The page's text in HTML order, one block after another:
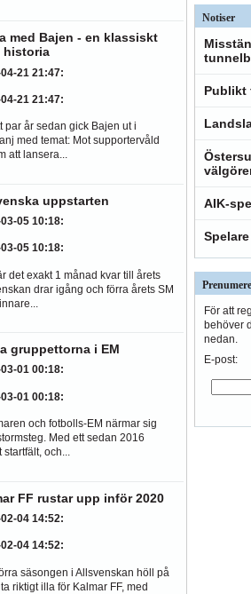
med Bajen - en klassiskt
historia
21 21:47:
21 21:47:
par år sedan gick Bajen ut i
med temat: Mot supportervåld
att lansera...
uppstarten
05 10:18:
05 10:18:
det exakt 1 månad kvar till årets
drar igång och förra årets SM
gruppettorna i EM
01 00:18:
01 00:18:
och fotbolls-EM närmar sig
Med ett sedan 2016
startfält, och...
FF rustar upp inför 2020
04 14:52:
04 14:52:
säsongen i Allsvenskan höll på
riktigt illa för Kalmar FF, med
Notiser
Publikt
AIK-
För att
behöver
nedan.
E-post: